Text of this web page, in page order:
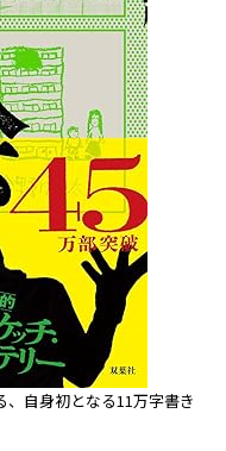
自身初となる11万字書き